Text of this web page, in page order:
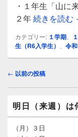
・１年生「山に
２年続きを読む
カテゴリー: １学期
生（R6入学生）
令
投
ビ
ゲ
← 以前の投稿
イ
ン
明日（来週）は
（月）３日